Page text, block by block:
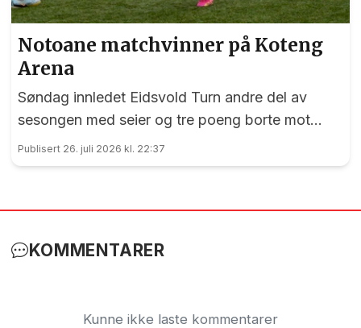
Notoane matchvinner på Koteng
Arena
Søndag innledet Eidsvold Turn andre del av
sesongen med seier og tre poeng borte mot
Trygg/Lade.
Publisert 26. juli 2026 kl. 22:37
KOMMENTARER
Kunne ikke laste kommentarer